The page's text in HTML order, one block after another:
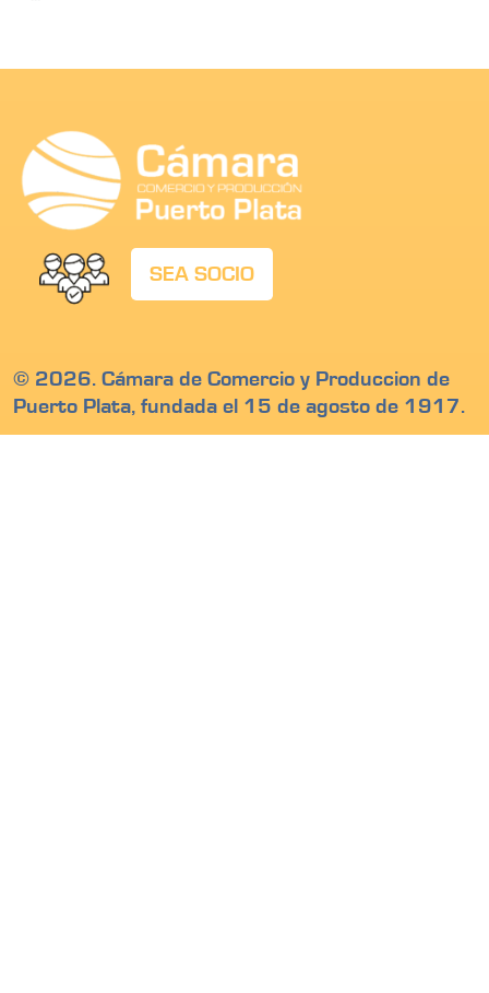
SEA SOCIO
© 2026. Cámara de Comercio y Produccion de
Puerto Plata, fundada el 15 de agosto de 1917.